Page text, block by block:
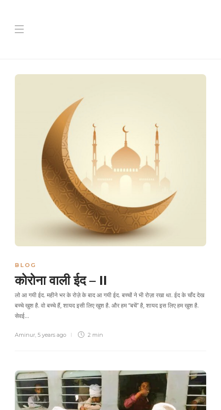
BLOG
कोरोना वाली ईद – II
लो आ गयी ईद. महीने भर के रोज़े के बाद आ गयी ईद. बच्चों ने भी रोज़ा रखा था. ईद के चाँद देख
बच्चे खुश है. वो बच्चे हैं, शायद इसी लिए खुश है. और हम “बचें” है, शायद इस लिए हम खुश है.
सेवई…
Aminur 5 years ago 2 min